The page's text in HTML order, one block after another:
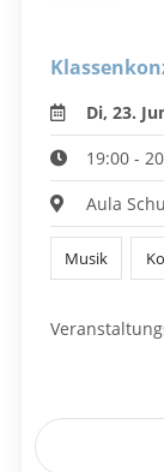
Di, 23.
19:00 -
Aula
Musik